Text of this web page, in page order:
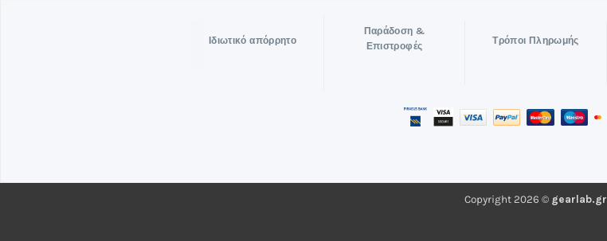
Ιδιωτικό απόρρητο
Παράδοση &
Επιστροφές
Τρόποι Πληρωμής
Copyright 2026 © gearlab.gr